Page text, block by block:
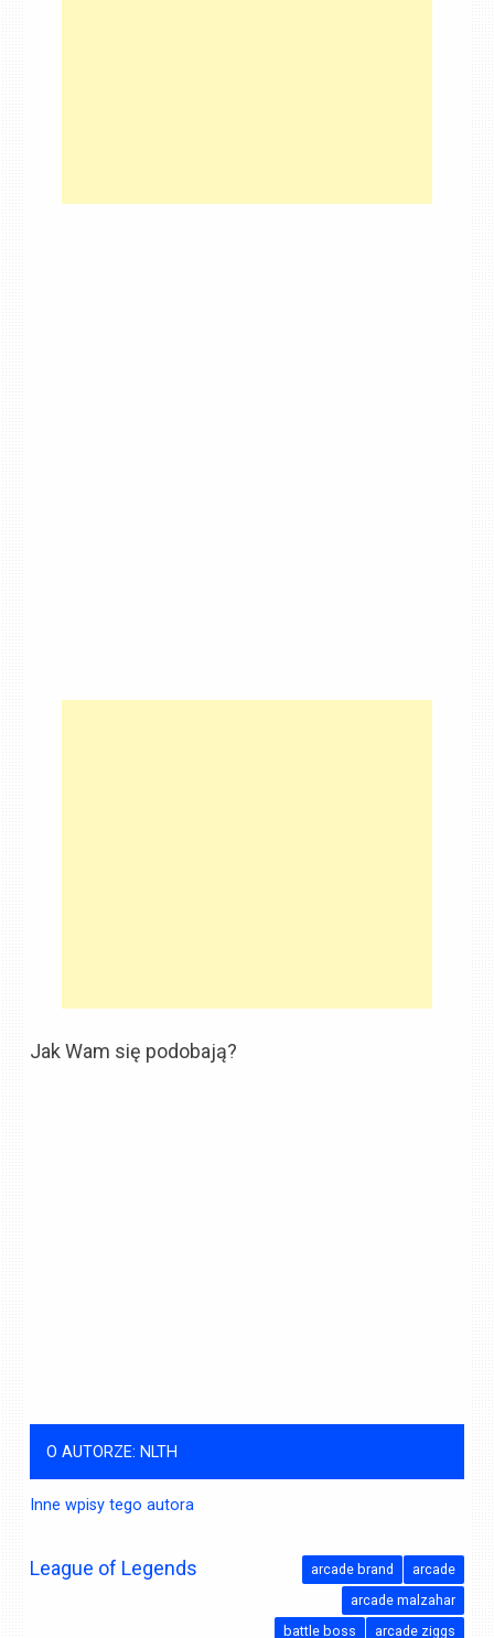
Jak Wam się podobają?
O AUTORZE: NLTH
Inne wpisy tego autora
League of Legends arcade
arcade brand
arcade malzahar
arcade ziggs
battle boss